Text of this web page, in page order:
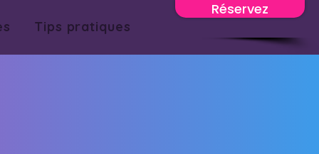
Réservez
Tips pratiques